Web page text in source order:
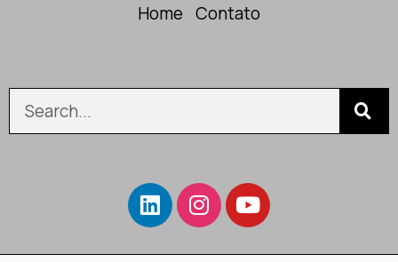
Home Contato